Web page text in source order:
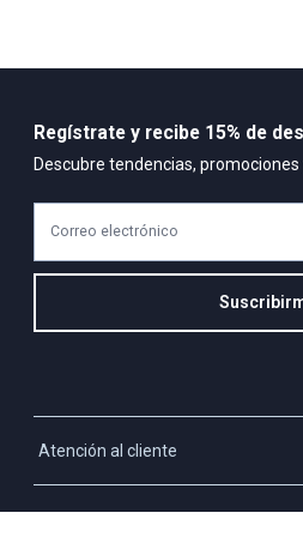
blanqueadores , no dejar en remojo,
Composición:
98% Algodón
Atención al cliente
Whatsapp
Información
Regístrate y recibe 15% de
Descubre tendencias,
Correo electrónico